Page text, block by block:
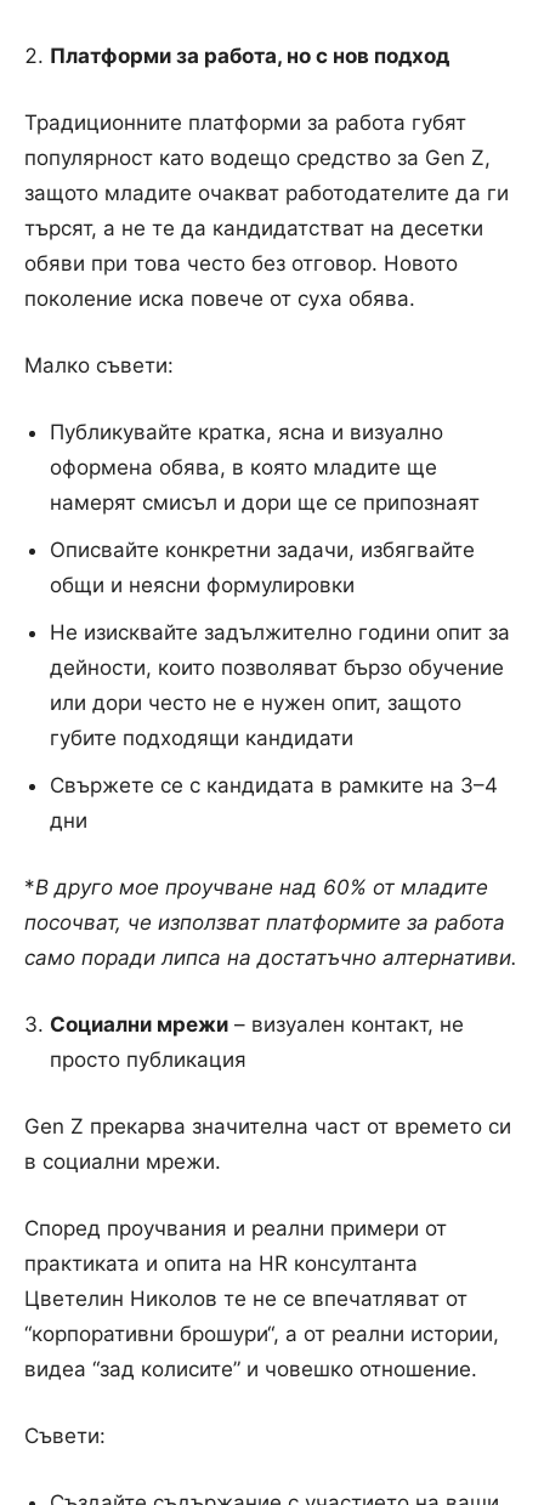
Платформи за работа, но с нов подход
Традиционните платформи за работа губят
популярност като водещо средство за Gen Z,
защото младите очакват работодателите да ги
търсят, а не те да кандидатстват на десетки
обяви при това често без отговор. Новото
поколение иска повече от суха обява.
Малко съвети:
Публикувайте кратка, ясна и визуално
оформена обява, в която младите ще
намерят смисъл и дори ще се припознаят
Описвайте конкретни задачи, избягвайте
общи и неясни формулировки
Не изисквайте задължително години опит за
дейности, които позволяват бързо обучение
или дори често не е нужен опит, защото
губите подходящи кандидати
Свържете се с кандидата в рамките на 3–4
дни
*В друго мое проучване над 60% от младите
посочват, че използват платформите за работа
само поради липса на достатъчно алтернативи.
Социални мрежи – визуален контакт, не
просто публикация
Gen Z прекарва значителна част от времето си
в социални мрежи.
Според проучвания и реални примери от
практиката и опита на HR консултанта
Цветелин Николов те не се впечатляват от
“корпоративни брошури“, а от реални истории,
видеа “зад колисите” и човешко отношение.
Съвети: